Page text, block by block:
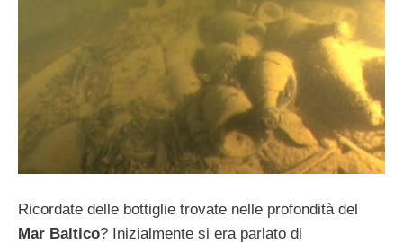
Ricordate delle bottiglie trovate nelle profondità del
Mar Baltico? Inizialmente si era parlato di